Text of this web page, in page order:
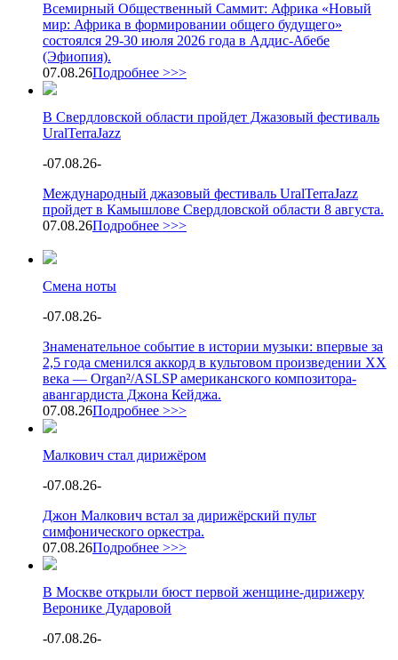
Всемирный Общественный Саммит: Африка «Новый
мир: Африка в формировании общего будущего»
состоялся 29-30 июля 2026 года в Аддис-Абебе
(Эфиопия).
07.08.26Подробнее >>>
В Свердловской области пройдет Джазовый фестиваль
UralTerraJazz
-07.08.26-
Международный джазовый фестиваль UralTerraJazz
пройдет в Камышлове Свердловской области 8 августа.
07.08.26Подробнее >>>
Смена ноты
-07.08.26-
Знаменательное событие в истории музыки: впервые за
2,5 года сменился аккорд в культовом произведении XX
века — Organ²/ASLSP американского композитора-
авангардиста Джона Кейджа.
07.08.26Подробнее >>>
Малкович стал дирижёром
-07.08.26-
Джон Малкович встал за дирижёрский пульт
симфонического оркестра.
07.08.26Подробнее >>>
В Москве открыли бюст первой женщине-дирижеру
Веронике Дударовой
-07.08.26-